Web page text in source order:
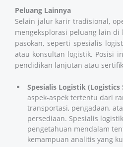
Peluang Lainnya
Selain jalur karir tradisional,
mengeksplorasi peluang lain
pasokan, seperti spesialis
atau konsultan logistik. Posisi
pendidikan lanjutan atau
Spesialis Logistik (Logistics
aspek-aspek tertentu dari
transportasi, pengadaan,
persediaan. Spesialis
pengetahuan mendalam
kemampuan analitis yang